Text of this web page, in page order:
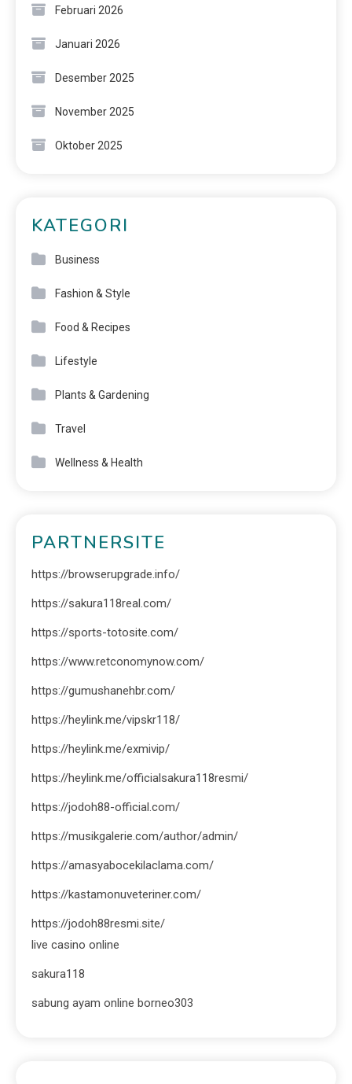
Februari 2026
Januari 2026
Desember 2025
November 2025
Oktober 2025
KATEGORI
Business
Fashion & Style
Food & Recipes
Lifestyle
Plants & Gardening
Travel
Wellness & Health
PARTNERSITE
https://browserupgrade.info/
https://sakura118real.com/
https://sports-totosite.com/
https://www.retconomynow.com/
https://gumushanehbr.com/
https://heylink.me/vipskr118/
https://heylink.me/exmivip/
https://heylink.me/officialsakura118resmi/
https://jodoh88-official.com/
https://musikgalerie.com/author/admin/
https://amasyabocekilaclama.com/
https://kastamonuveteriner.com/
https://jodoh88resmi.site/
live casino online
sakura118
sabung ayam online borneo303